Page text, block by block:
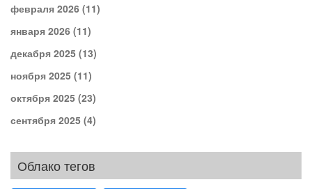
февраля 2026 (11)
января 2026 (11)
декабря 2025 (13)
ноября 2025 (11)
октября 2025 (23)
сентября 2025 (4)
Облако тегов